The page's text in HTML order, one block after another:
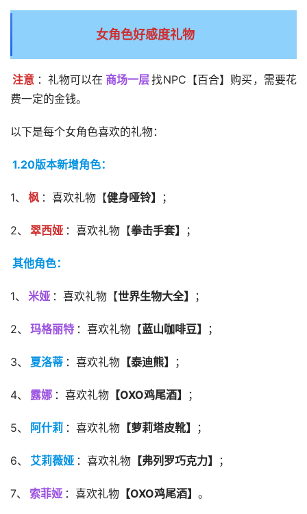
女角色好感度礼物
注意 ：礼物可以在 商场一层找NPC【百合】购买，需要花
费一定的金钱。
以下是每个女角色喜欢的礼物：
1.20版本新增角色：
1、 枫 ：喜欢礼物【健身哑铃】 ；
2、 翠西娅 ：喜欢礼物【拳击手套】 ；
其他角色：
1、 米娅 ：喜欢礼物【世界生物大全】 ；
2、 玛格丽特 ：喜欢礼物【蓝山咖啡豆】 ；
3、 夏洛蒂 ：喜欢礼物 【泰迪熊】 ；
4、 露娜 ：喜欢礼物 【OXO鸡尾酒】 ；
5、 阿什莉 ：喜欢礼物 【萝莉塔皮靴】 ；
6、 艾莉薇娅 ：喜欢礼物 【弗列罗巧克力】 ；
7、 索菲娅 ：喜欢礼物 【OXO鸡尾酒】。